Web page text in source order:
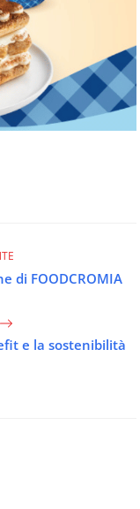
di FOODCROMIA
e la sostenibilità